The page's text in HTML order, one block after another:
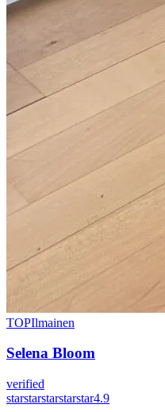
TOPIlmainen
Selena Bloom
verified
starstarstarstarstar4.9